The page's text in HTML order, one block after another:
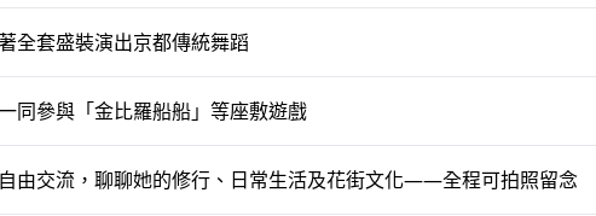
— 踏入連多數日本人都無緣進入的世界，在合作料亭的全
宗座敷。
儀——的正式傳承人。
譯員隨行服務為標準配置。法語、西班牙語及葡萄牙語口
全套盛裝演出京都傳統舞蹈
同參與「金比羅船船」等座敷遊戲
由交流，聊聊她的修行、日常生活及花街文化——全程可拍照留念